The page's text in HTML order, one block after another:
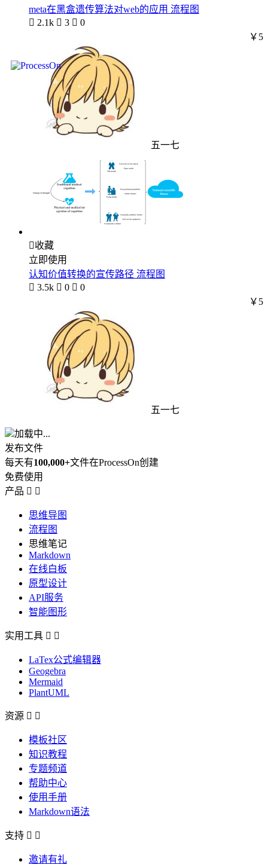
meta在黑盒遗传算法对web的应用 流程图
 2.1k  3  0
五一七
￥5
收藏
立即使用
认知价值转换的宣传路径 流程图
 3.5k  0  0
五一七
￥5
加载中...
发布文件
每天有100,000+文件在ProcessOn创建
免费使用
产品  
思维导图
流程图
思维笔记
Markdown
在线白板
原型设计
API服务
智能图形
实用工具  
LaTex公式编辑器
Geogebra
Mermaid
PlantUML
资源  
模板社区
知识教程
专题频道
帮助中心
使用手册
Markdown语法
支持  
邀请有礼